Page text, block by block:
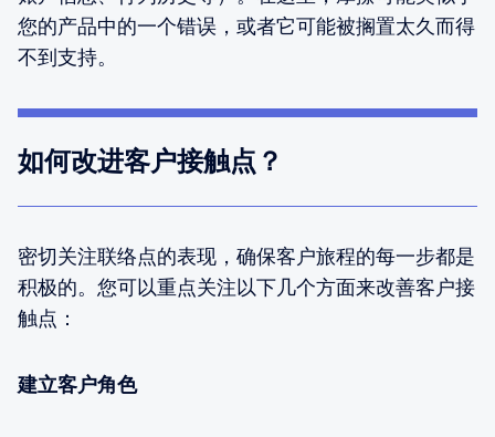
您的产品中的一个错误，或者它可能被搁置太久而得
不到支持。
如何改进客户接触点？
密切关注联络点的表现，确保客户旅程的每一步都是
积极的。您可以重点关注以下几个方面来改善客户接
触点：
建立客户角色